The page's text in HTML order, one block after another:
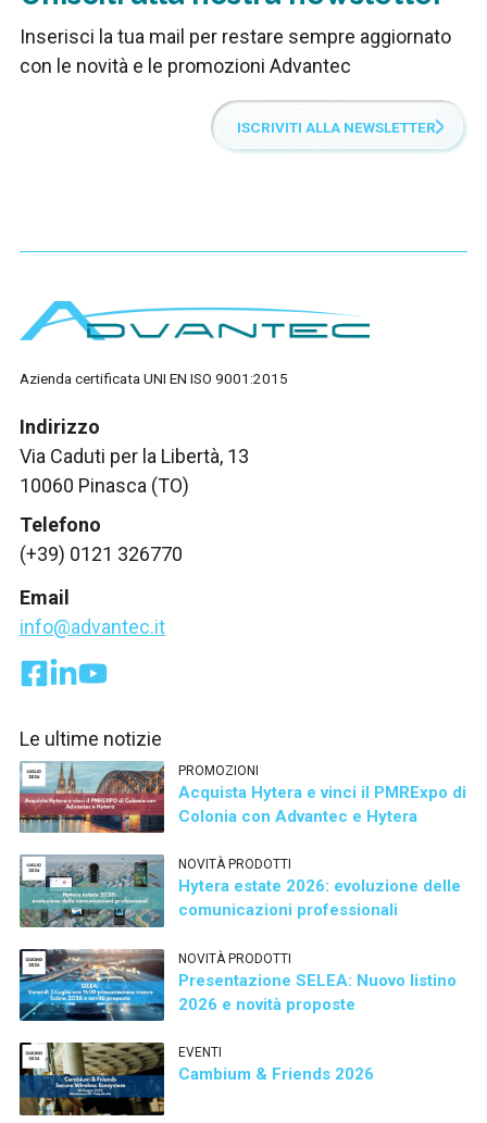
Inserisci la tua mail per restare sempre aggiornato
con le novità e le promozioni Advantec
ISCRIVITI ALLA NEWSLETTER
Azienda certificata UNI EN ISO 9001:2015
Indirizzo
Via Caduti per la Libertà, 13
10060 Pinasca (TO)
Telefono
(+39) 0121 326770
Email
info@advantec.it
Le ultime notizie
PROMOZIONI
Acquista Hytera e vinci il PMRExpo di
Colonia con Advantec e Hytera
NOVITÀ PRODOTTI
Hytera estate 2026: evoluzione delle
comunicazioni professionali
NOVITÀ PRODOTTI
Presentazione SELEA: Nuovo listino
2026 e novità proposte
EVENTI
Cambium & Friends 2026